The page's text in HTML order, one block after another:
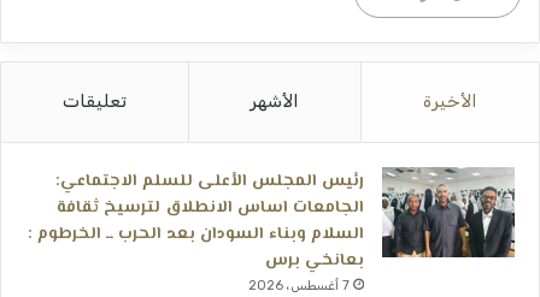
الأخيرة الأشهر تعليقات
رئيس المجلس الأعلى للسلم الاجتماعي:
الجامعات اساس الانطلاق لترسيخ ثقافة
السلام وبناء السودان بعد الحرب ــ الخرطوم :
بعانخي برس
7 أغسطس، 2026